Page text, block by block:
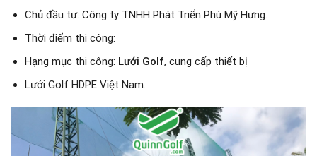
Chủ đầu tư: Công ty TNHH Phát Triển Phú Mỹ Hưng.
Thời điểm thi công:
Hạng mục thi công: Lưới Golf, cung cấp thiết bị
Lưới Golf HDPE Việt Nam.